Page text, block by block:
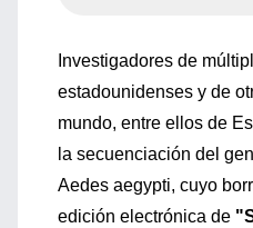
Investigadores de
estadounidenses y de
mundo, entre ellos de
la secuenciación del
Aedes aegypti, cuyo
edición electrónica de